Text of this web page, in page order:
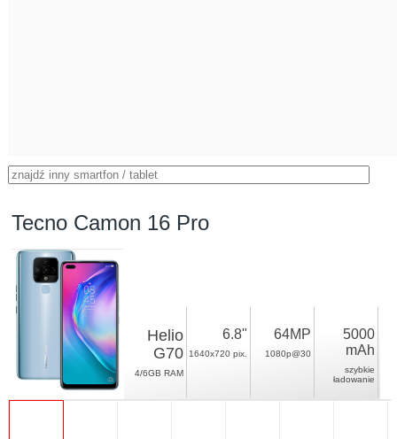
Tecno Camon 16 Pro
Helio
G70
4/6GB RAM
6.8"
1640x720 pix.
64MP
1080p@30
5000
mAh
szybkie
ładowanie